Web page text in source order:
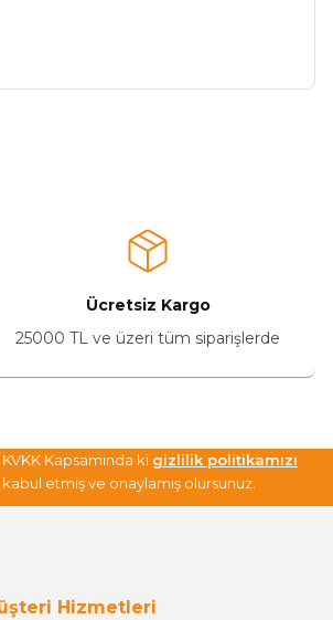
Ücretsiz Kargo
25000 TL ve üzeri tüm siparişlerde
KVKK Kapsamında ki gizlilik politikamızı
kabul etmiş ve onaylamış olursunuz.
Hizmetleri